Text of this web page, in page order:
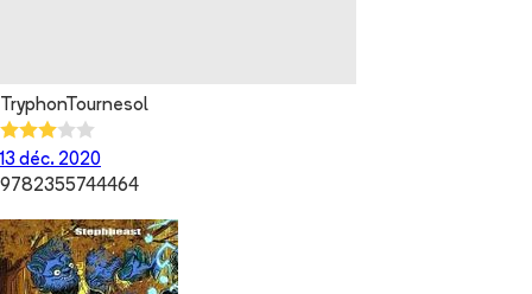
TryphonTournesol
13 déc. 2020
9782355744464